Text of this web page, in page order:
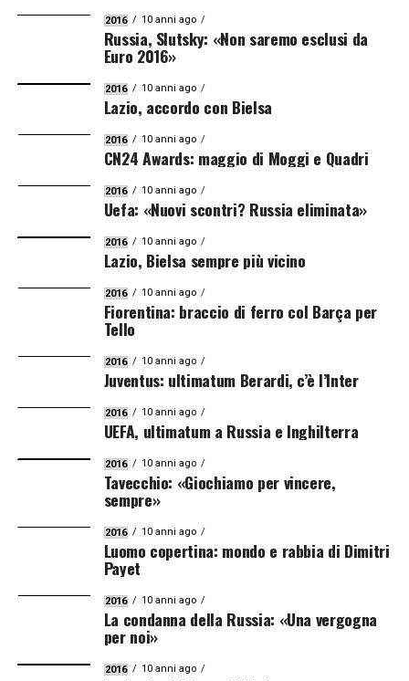
2016 10 anni ago
Russia, Slutsky: «Non saremo esclusi da
Euro 2016»
2016 10 anni ago
Lazio, accordo con Bielsa
2016 10 anni ago
CN24 Awards: maggio di Moggi e Quadri
2016 10 anni ago
Uefa: «Nuovi scontri? Russia eliminata»
2016 10 anni ago
Lazio, Bielsa sempre più vicino
2016 10 anni ago
Fiorentina: braccio di ferro col Barça per
Tello
2016 10 anni ago
Juventus: ultimatum Berardi, c’è l’Inter
2016 10 anni ago
UEFA, ultimatum a Russia e Inghilterra
2016 10 anni ago
Tavecchio: «Giochiamo per vincere,
sempre»
2016 10 anni ago
Luomo copertina: mondo e rabbia di Dimitri
Payet
2016 10 anni ago
La condanna della Russia: «Una vergogna
per noi»
2016 10 anni ago